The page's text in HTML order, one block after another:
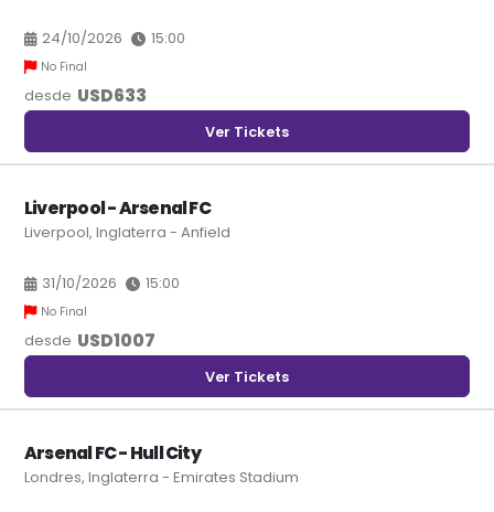
24/10/2026 15:00
No Final
desde USD633
Ver Tickets
Liverpool - Arsenal FC
Liverpool, Inglaterra - Anfield
31/10/2026 15:00
No Final
desde USD1007
Ver Tickets
Arsenal FC - Hull City
Londres, Inglaterra - Emirates Stadium